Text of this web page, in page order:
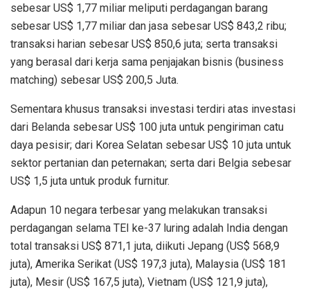
sebesar US$ 1,77 miliar meliputi perdagangan barang
sebesar US$ 1,77 miliar dan jasa sebesar US$ 843,2 ribu;
transaksi harian sebesar US$ 850,6 juta; serta transaksi
yang berasal dari kerja sama penjajakan bisnis (business
matching) sebesar US$ 200,5 Juta.
Sementara khusus transaksi investasi terdiri atas investasi
dari Belanda sebesar US$ 100 juta untuk pengiriman catu
daya pesisir; dari Korea Selatan sebesar US$ 10 juta untuk
sektor pertanian dan peternakan; serta dari Belgia sebesar
US$ 1,5 juta untuk produk furnitur.
Adapun 10 negara terbesar yang melakukan transaksi
perdagangan selama TEI ke-37 luring adalah India dengan
total transaksi US$ 871,1 juta, diikuti Jepang (US$ 568,9
juta), Amerika Serikat (US$ 197,3 juta), Malaysia (US$ 181
juta), Mesir (US$ 167,5 juta), Vietnam (US$ 121,9 juta),